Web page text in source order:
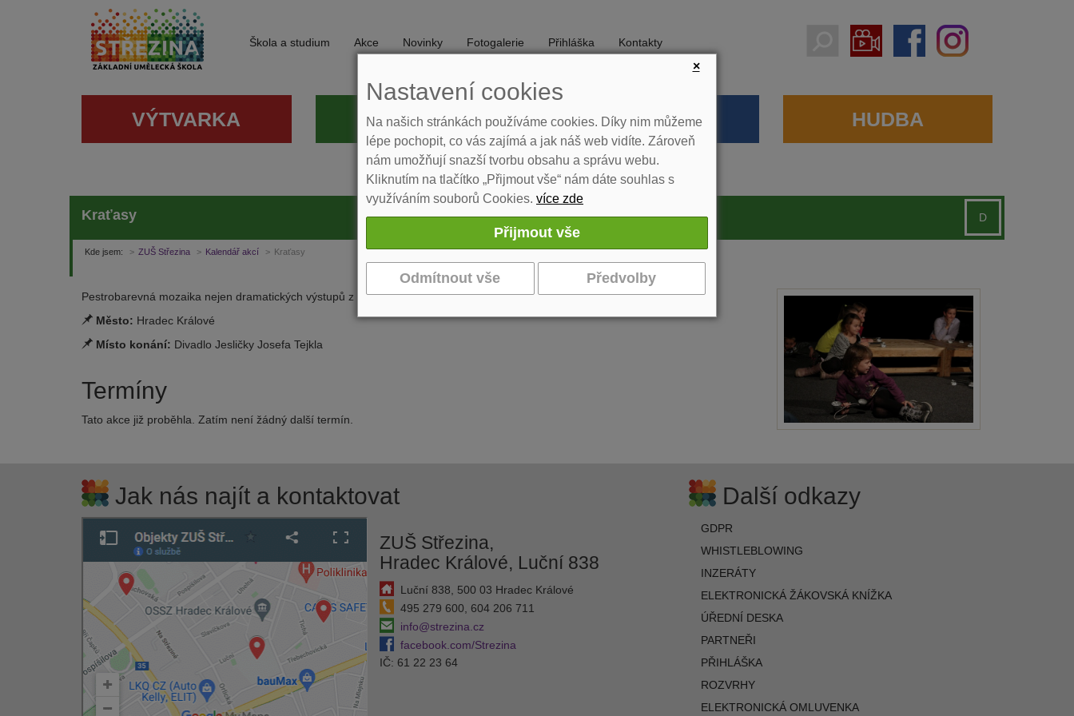
Škola a studium Akce Novinky Fotogalerie Přihláška Kontakty
VÝTVARKA DIVADLO TANEC HUDBA
Kraťasy D
Kde jsem: ZUŠ Střezina Kalendář akcí Kraťasy
Pestrobarevná mozaika nejen dramatických výstupů z dílny mladých a dorůstajících umělců. Sestavila Jiřina Krtičková
Město: Hradec Králové
Místo konání: Divadlo Jesličky Josefa Tejkla
Termíny
Tato akce již proběhla. Zatím není žádný další termín.
Jak nás najít a kontaktovat
ZUŠ Střezina,
Hradec Králové, Luční 838
Luční 838, 500 03 Hradec Králové
495 279 600, 604 206 711
info@strezina.cz
facebook.com/Strezina
IČ: 61 22 23 64
Další odkazy
GDPR
WHISTLEBLOWING
INZERÁTY
ELEKTRONICKÁ ŽÁKOVSKÁ KNÍŽKA
ÚŘEDNÍ DESKA
PARTNEŘI
PŘIHLÁŠKA
ROZVRHY
ELEKTRONICKÁ OMLUVENKA
×
Nastavení cookies
Na našich stránkách používáme cookies. Díky nim můžeme
lépe pochopit, co vás zajímá a jak náš web vidíte. Zároveň
nám umožňují snazší tvorbu obsahu a správu webu.
Kliknutím na tlačítko „Přijmout vše“ nám dáte souhlas s
využíváním souborů Cookies. více zde